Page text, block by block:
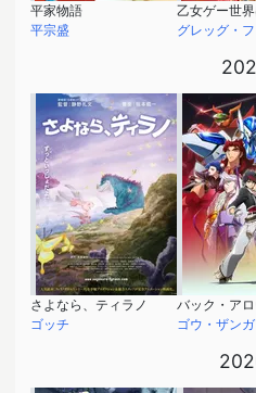
平家物語
平宗盛
さよなら、ティラノ
ゴッチ
バック・ア
ゴウ・ザンガ